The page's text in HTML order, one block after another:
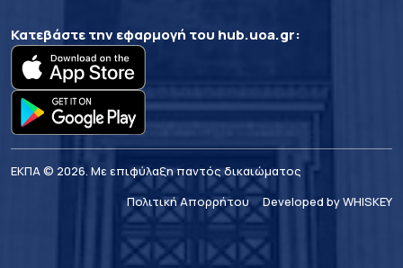
Κατεβάστε την εφαρμογή του hub.uoa.gr:
ΕΚΠΑ © 2026. Με επιφύλαξη παντός δικαιώματος
Πολιτική Απορρήτου
Developed by WHISKEY